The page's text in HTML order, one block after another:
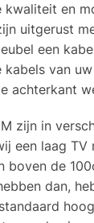
en
uitgerust
een
van
achterkant
zijn in
een laag TV
boven de
dan,